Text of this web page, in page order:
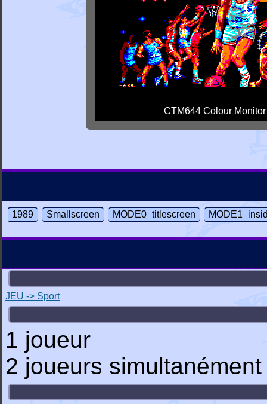
CTM644 Colour Monitor
1989 Smallscreen MODE0_titlescreen
JEU -> Sport
1 joueur
2 joueurs